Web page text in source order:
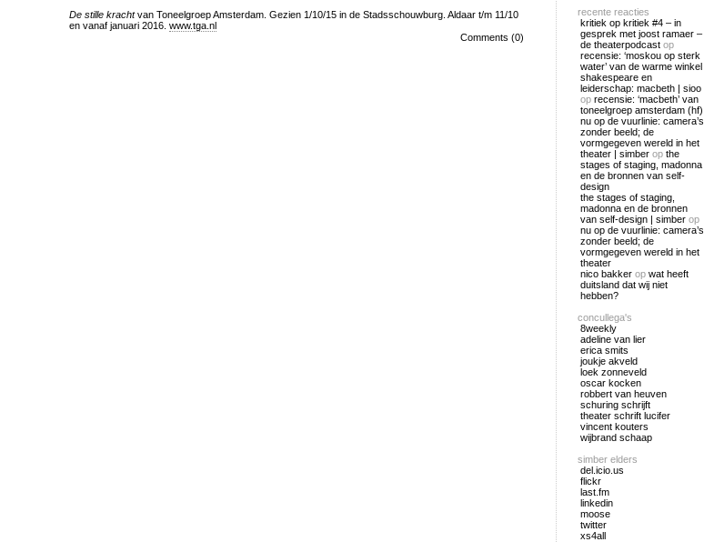
De stille krachtvan Toneelgroep Amsterdam. Gezien 1/10/15 in de Stadsschouwburg. Aldaar t/m 11/10
en vanaf januari 2016. www.tga.nl
Comments (0)
recente reacties
kritiek op kritiek #4 – in
gesprek met joost ramaer –
de theaterpodcast op
recensie: ‘moskou op sterk
water’ van de warme winkel
shakespeare en
leiderschap: macbeth | sioo
op recensie: ‘macbeth’ van
toneelgroep amsterdam (hf)
nu op de vuurlinie: camera’s
zonder beeld; de
vormgegeven wereld in het
theater | simber op the
stages of staging, madonna
en de bronnen van self-
design
the stages of staging,
madonna en de bronnen
van self-design | simber op
nu op de vuurlinie: camera’s
zonder beeld; de
vormgegeven wereld in het
theater
nico bakker op wat heeft
duitsland dat wij niet
hebben?
concullega's
8weekly
adeline van lier
erica smits
joukje akveld
loek zonneveld
oscar kocken
robbert van heuven
schuring schrijft
theater schrift lucifer
vincent kouters
wijbrand schaap
simber elders
del.icio.us
flickr
last.fm
linkedin
moose
twitter
xs4all